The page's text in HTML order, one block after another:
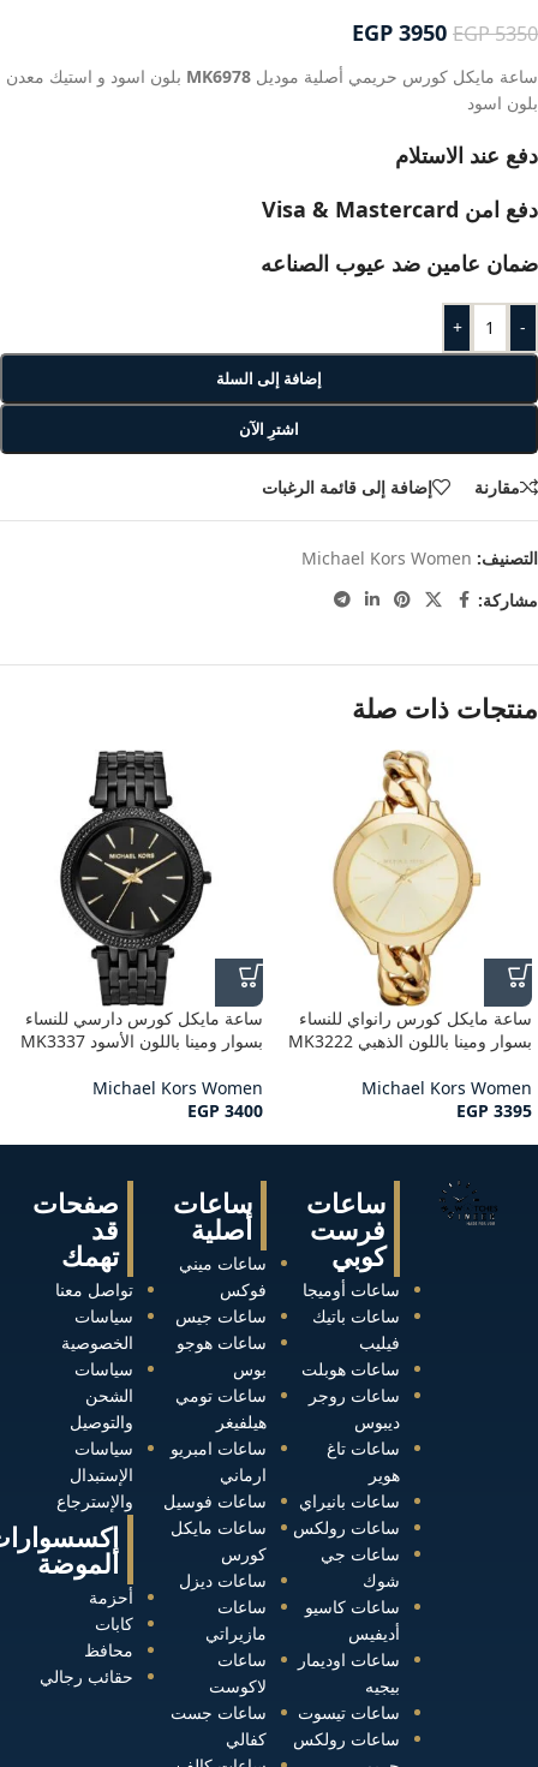
EGP5350
EGP 3950
ساعة مايكل كورس حريمي أصلية موديل
بلون اسود و استيك معدن
بلون اسود
دفع عند الاستلام
دفع امن Visa & Mastercard
ضمان عامين ضد عيوب الصناعه
-
+
إضافة إلى السلة
اشترِ الآن
مقارنة إضافة إلى قائمة الرغبات
التصنيف: Michael Kors Women
مشاركة:
منتجات ذات صلة
ساعة مايكل كورس رانواي للنساء
بسوار ومينا باللون الذهبي MK3222
Michael Kors Women
EGP 3395
ساعة مايكل كورس دارسي للنساء
بسوار ومينا باللون الأسود MK3337
Michael Kors Women
EGP 3400
صفحات
قد
تهمك
تواصل معنا
سياسات
الخصوصية
سياسات
الشحن
والتوصيل
سياسات
الإستبدال
والإسترجاع
الموضة
أحزمة
كابات
محافظ
حقائب رجالي
ساعات
أصلية
ساعات ميني
فوكس
ساعات جيس
ساعات هوجو
بوس
ساعات تومي
هيلفيغر
ساعات امبريو
ارماني
ساعات فوسيل
ساعات مايكل
كورس
ساعات ديزل
ساعات
مازيراتي
ساعات
لاكوست
ساعات جست
كفالي
ساعات
فرست
كوبي
ساعات أوميجا
ساعات باتيك
فيليب
ساعات هوبلت
ساعات روجر
ديبوس
ساعات تاغ
هوير
ساعات بانيراي
ساعات رولكس
ساعات جي
شوك
ساعات كاسيو
أديفيس
ساعات اوديمار
بيجيه
ساعات تيسوت
ساعات رولكس